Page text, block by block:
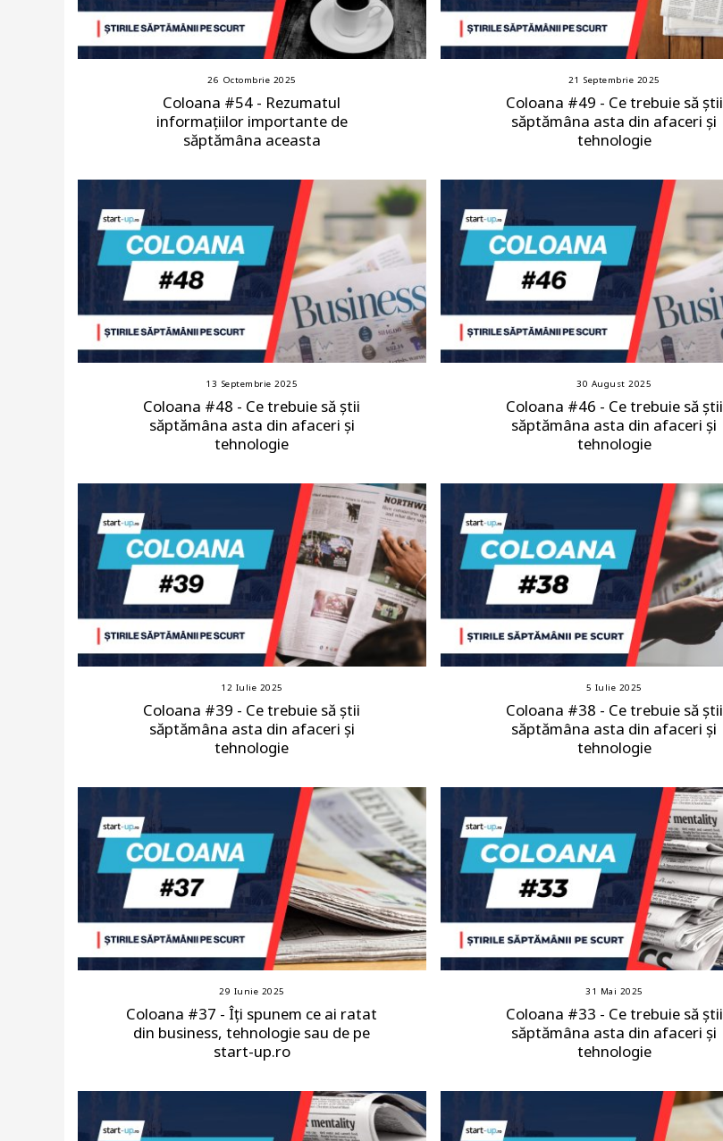
26 Octombrie 2025
Coloana #54 - Rezumatul
informațiilor importante de
săptămâna aceasta
21 Septembrie 2025
Coloana #49 - Ce trebuie să știi
săptămâna asta din afaceri și
tehnologie
13 Septembrie 2025
Coloana #48 - Ce trebuie să știi
săptămâna asta din afaceri și
tehnologie
30 August 2025
Coloana #46 - Ce trebuie să știi
săptămâna asta din afaceri și
tehnologie
12 Iulie 2025
Coloana #39 - Ce trebuie să știi
săptămâna asta din afaceri și
tehnologie
5 Iulie 2025
Coloana #38 - Ce trebuie să știi
săptămâna asta din afaceri și
tehnologie
29 Iunie 2025
Coloana #37 - Îți spunem ce ai ratat
din business, tehnologie sau de pe
start-up.ro
31 Mai 2025
Coloana #33 - Ce trebuie să știi
săptămâna asta din afaceri și
tehnologie